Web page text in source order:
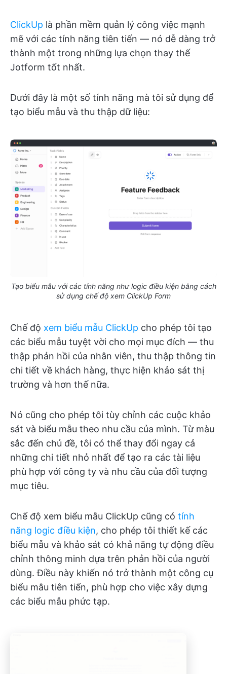
ClickUp là phần mềm quản lý công việc mạnh
mẽ với các tính năng tiên tiến — nó dễ dàng trở
thành một trong những lựa chọn thay thế
Jotform tốt nhất.
Dưới đây là một số tính năng mà tôi sử dụng để
tạo biểu mẫu và thu thập dữ liệu:
Tạo biểu mẫu với các tính năng như logic điều kiện bằng cách
sử dụng chế độ xem ClickUp Form
Chế độ xem biểu mẫu ClickUp cho phép tôi tạo
các biểu mẫu tuyệt vời cho mọi mục đích — thu
thập phản hồi của nhân viên, thu thập thông tin
chi tiết về khách hàng, thực hiện khảo sát thị
trường và hơn thế nữa.
Nó cũng cho phép tôi tùy chỉnh các cuộc khảo
sát và biểu mẫu theo nhu cầu của mình. Từ màu
sắc đến chủ đề, tôi có thể thay đổi ngay cả
những chi tiết nhỏ nhất để tạo ra các tài liệu
phù hợp với công ty và nhu cầu của đối tượng
mục tiêu.
Chế độ xem biểu mẫu ClickUp cũng có tính
năng logic điều kiện, cho phép tôi thiết kế các
biểu mẫu và khảo sát có khả năng tự động điều
chỉnh thông minh dựa trên phản hồi của người
dùng. Điều này khiến nó trở thành một công cụ
biểu mẫu tiên tiến, phù hợp cho việc xây dựng
các biểu mẫu phức tạp.